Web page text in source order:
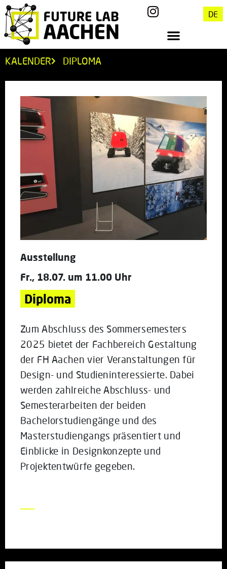
DE
KALENDER DIPLOMA
Ausstellung
Fr., 18.07. um 11.00 Uhr
Diploma
Zum Abschluss des Sommersemesters
2025 bietet der Fachbereich Gestaltung
der FH Aachen vier Veranstaltungen für
Design- und Studieninteressierte. Dabei
werden zahlreiche Abschluss- und
Semesterarbeiten der beiden
Bachelorstudiengänge und des
Masterstudiengangs präsentiert und
Einblicke in Designkonzepte und
Projektentwürfe gegeben.